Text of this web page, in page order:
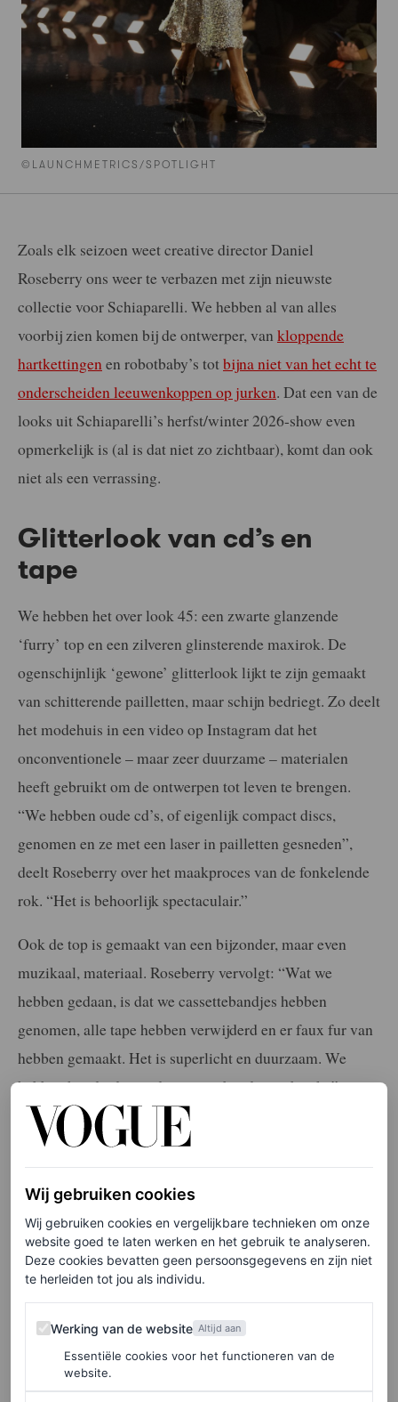
©LAUNCHMETRICS/SPOTLIGHT
Zoals elk seizoen weet creative director Daniel
Roseberry ons weer te verbazen met zijn nieuwste
collectie voor Schiaparelli. We hebben al van alles
voorbij zien komen bij de ontwerper, van kloppende
hartkettingen en robotbaby’s totbijna niet van het echt te
onderscheiden leeuwenkoppen op jurken. Dat een van de
looks uit Schiaparelli’s herfst/winter 2026-show even
opmerkelijk is (al is dat niet zo zichtbaar), komt dan ook
niet als een verrassing.
Glitterlook van cd’s en
tape
We hebben het over look 45: een zwarte glanzende
‘furry’ top en een zilveren glinsterende maxirok. De
ogenschijnlijk ‘gewone’ glitterlook lijkt te zijn gemaakt
van schitterende pailletten, maar schijn bedriegt. Zo deelt
het modehuis in een video op Instagram dat het
onconventionele – maar zeer duurzame – materialen
heeft gebruikt om de ontwerpen tot leven te brengen.
“We hebben oude cd’s, of eigenlijk compact discs,
genomen en ze met een laser in pailletten gesneden”,
deelt Roseberry over het maakproces van de fonkelende
rok. “Het is behoorlijk spectaculair.”
Ook de top is gemaakt van een bijzonder, maar even
muzikaal, materiaal. Roseberry vervolgt: “Wat we
hebben gedaan, is dat we cassettebandjes hebben
genomen, alle tape hebben verwijderd en er faux fur van
hebben gemaakt. Het is superlicht en duurzaam. We
hebben honderden oude cassettebandjes gebruikt.”
LEES OOK
je misschien gemist hebt
VOGUE
Schiaparelli herfst/winter
2026
De look maakt onderdeel uit van Schiaparelli’s
Wij gebruiken cookies
Wij gebruiken cookies en vergelijkbare technieken om onze
website goed te laten werken en het gebruik te analyseren.
Deze cookies bevatten geen persoonsgegevens en zijn niet
te herleiden tot jou als individu.
Werking van de website
Werking van de website Altijd aan
Essentiële cookies voor het functioneren van de
website.